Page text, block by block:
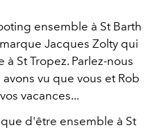
ensemble à St Barth
Jacques Zolty qui
St Tropez. Parlez-nous
vu que vous et Rob
vacances...
d'être ensemble à St